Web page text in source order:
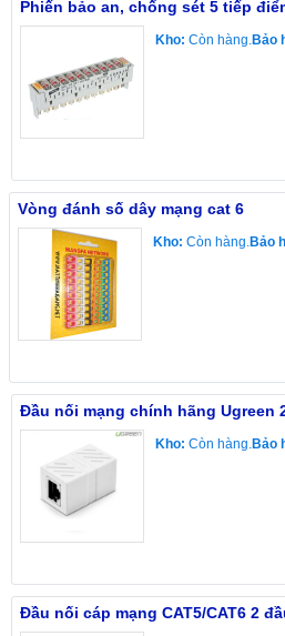
Phiến bảo an, chống sét 5 tiếp
Kho: Còn hàng.Bảo
Vòng đánh số dây mạng cat 6
Kho: Còn hàng.Bảo
Đầu nối mạng chính hãng Ugreen
Kho: Còn hàng.Bảo
Đầu nối cáp mạng CAT5/CAT6 2